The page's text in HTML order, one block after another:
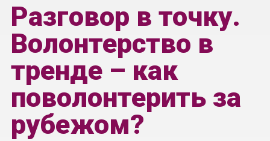
Разговор в точку.
Волонтерство в
тренде – как
поволонтерить за
рубежом?